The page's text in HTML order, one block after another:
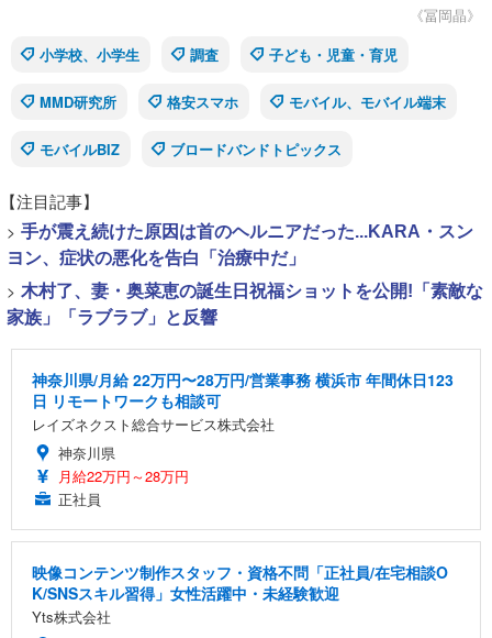
《冨岡晶》
小学校、小学生
調査 子ども・児童・育児
MMD研究所 格安スマホ モバイル、モバイル端末
モバイルBIZ ブロードバンドトピックス
【注目記事】
> 手が震え続けた原因は首のヘルニアだった...KARA・スン
ヨン、症状の悪化を告白「治療中だ」
> 木村了、妻・奥菜恵の誕生日祝福ショットを公開!「素敵な
家族」「ラブラブ」と反響
神奈川県/月給 22万円〜28万円/営業事務 横浜市 年間休日123
日 リモートワークも相談可
レイズネクスト総合サービス株式会社
神奈川県
月給22万円～28万円
正社員
映像コンテンツ制作スタッフ・資格不問「正社員/在宅相談O
K/SNSスキル習得」女性活躍中・未経験歓迎
Yts株式会社